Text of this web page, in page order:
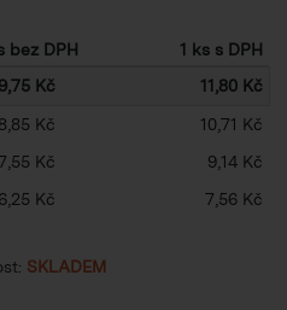
bez DPH
1 ks s DPH
9,75 Kč
11,80 Kč
8,85 Kč
10,71 Kč
Kč
9,14 Kč
6,25 Kč 7,56 Kč
SKLADEM